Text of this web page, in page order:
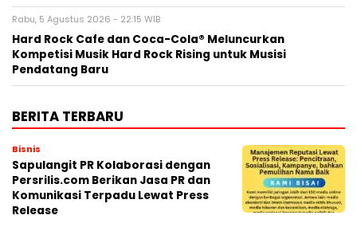
Rabu, 5 Agustus 2026 - 22:15 WIB
Hard Rock Cafe dan Coca-Cola® Meluncurkan
Kompetisi Musik Hard Rock Rising untuk Musisi
Pendatang Baru
BERITA TERBARU
Bisnis
Sapulangit PR Kolaborasi dengan
Persrilis.com Berikan Jasa PR dan
Komunikasi Terpadu Lewat Press
Release